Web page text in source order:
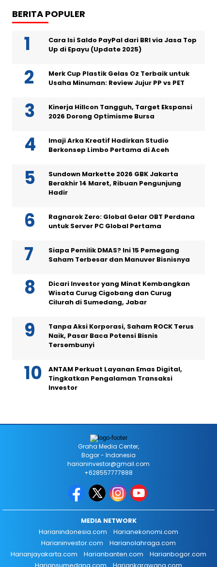
BERITA POPULER
Cara Isi Saldo PayPal dari BRI via Jasa Top
Up di Epayu (Update 2025)
Merk Cup Plastik Gelas Oz Terbaik untuk
Usaha Minuman: Review Jujur PP vs PET
Kinerja Hillcon Tangguh, Target Ekspansi
2026 Dorong Optimisme Bursa
Imaji Arka Kreatif Hadirkan Studio
Berkonsep Limbo Pertama di Aceh
Sundown Markette 2026 GBK Jakarta
Berakhir 14 Maret, Ribuan Pengunjung
Hadir
Ragnarok Zero: Global Gelar OBT Perdana
untuk Server PC Global Pertama
Siapa Pemilik DMAS? Ini 15 Pemegang
Saham Terbesar dan Manuver Bisnisnya
Dicari Investor yang Minat Kembangkan
Wisata Curug Cigobang dan Curug
Cilurah di Sumedang, Jabar
Tanpa Aksi Korporasi, Saham ROCK Terus
Naik, Pasar Baca Potensi Bisnis
Tersembunyi
ANTAM Perkuat Layanan Emas Digital,
Tingkatkan Pengalaman Transaksi
Investor
Graha Media Center,
Bogor - Indonesia
harianinvestor@gmail.com
+628557777888
MEDIA NETWORK
Harianindonesia.com
Harianekonomi.com
Harianinvestor.com
Harianolahraga.com
Harianjayakarta.com
Harianbanten.com
Harianbogor.com